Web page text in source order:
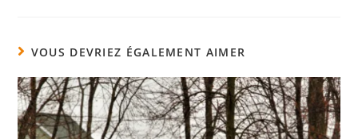
VOUS DEVRIEZ ÉGALEMENT AIMER